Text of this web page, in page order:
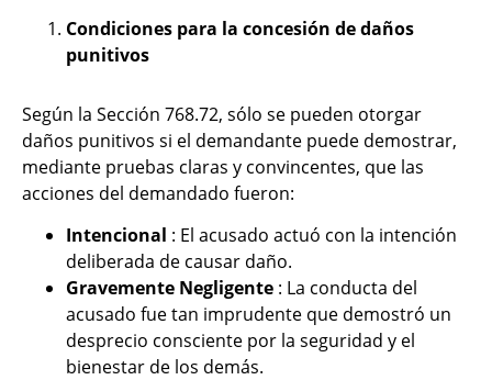
Condiciones para la concesión de daños
punitivos
Según la Sección 768.72, sólo se pueden otorgar
daños punitivos si el demandante puede demostrar,
mediante pruebas claras y convincentes, que las
acciones del demandado fueron:
Intencional : El acusado actuó con la intención
deliberada de causar daño.
Gravemente Negligente : La conducta del
acusado fue tan imprudente que demostró un
desprecio consciente por la seguridad y el
bienestar de los demás.